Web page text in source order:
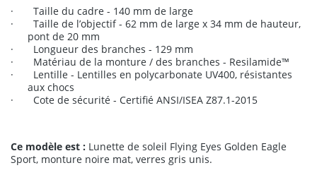
·
Taille du cadre - 140 mm de large
·
Taille de l’objectif - 62 mm de large x 34 mm de hauteur,
pont de 20 mm
·
Longueur des branches - 129 mm
·
Matériau de la monture / des branches - Resilamide™
·
Lentille - Lentilles en polycarbonate UV400, résistantes
aux chocs
·
Cote de sécurité - Certifié ANSI/ISEA Z87.1-2015
Ce modèle est : Lunette de soleil Flying Eyes Golden Eagle
Sport, monture noire mat, verres gris unis.